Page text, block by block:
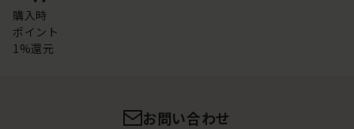
購入時
ポイント
1%還元
お問い合わせ